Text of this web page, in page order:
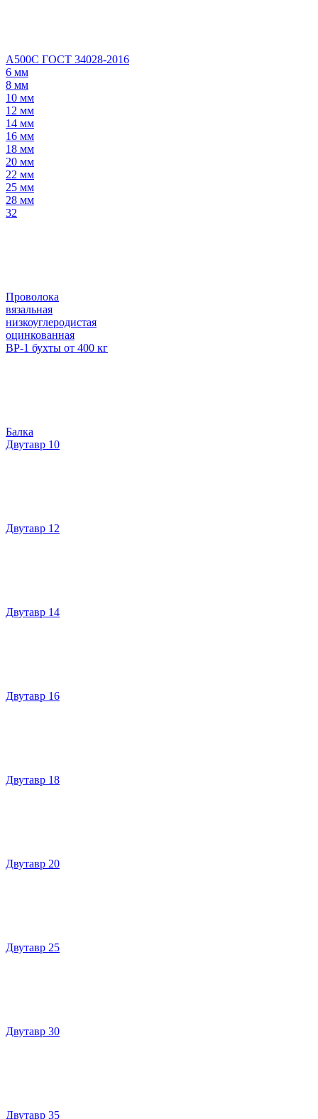
А500С ГОСТ 34028-2016
6 мм
8 мм
10 мм
12 мм
14 мм
16 мм
18 мм
20 мм
22 мм
25 мм
28 мм
32
Проволока
вязальная
низкоуглеродистая
оцинкованная
ВР-1 бухты от 400 кг
Балка
Двутавр 10
Двутавр 12
Двутавр 14
Двутавр 16
Двутавр 18
Двутавр 20
Двутавр 25
Двутавр 30
Двутавр 35